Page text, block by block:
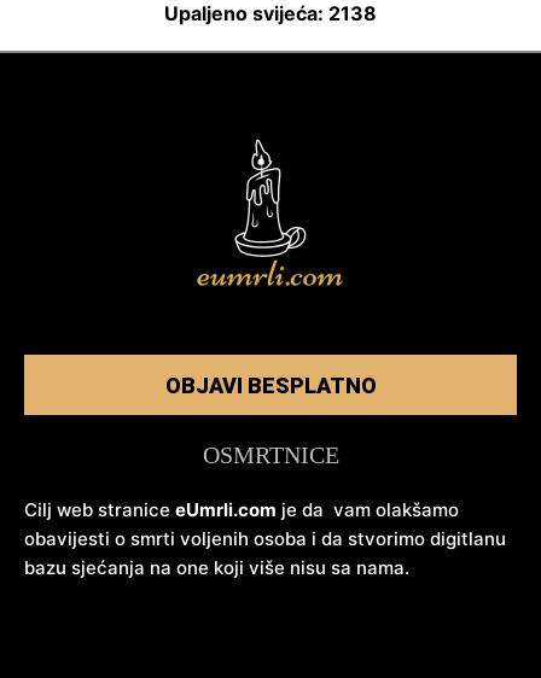
Upaljeno svijeća: 2138
OBJAVI BESPLATNO
OSMRTNICE
Cilj web stranice eUmrli.com je da vam olakšamo
obavijesti o smrti voljenih osoba i da stvorimo digitlanu
bazu sjećanja na one koji više nisu sa nama.